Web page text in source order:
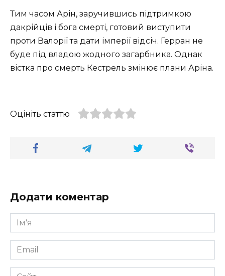
Тим часом Арін, заручившись підтримкою
дакрійців і бога смерті, готовий виступити
проти Валорії та дати імперії відсіч. Герран не
буде під владою жодного загарбника. Однак
вістка про смерть Кестрель змінює плани Аріна.
Оцініть статтю
Додати коментар
Ім'я
*
Email
*
Сайт